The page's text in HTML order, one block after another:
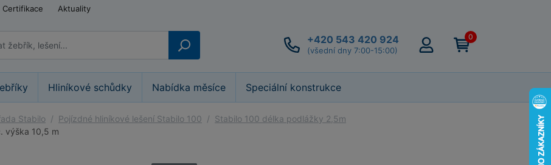
Certifikace Aktuality
+420 543 420 924
(všední dny 7:00-15:00)
0
Hliníkové schůdky Nabídka měsíce Speciální konstrukce
Stabilo Pojízdné hliníkové lešení Stabilo 100
Stabilo 100 délka podlážky 2,5m
výška 10,5 m